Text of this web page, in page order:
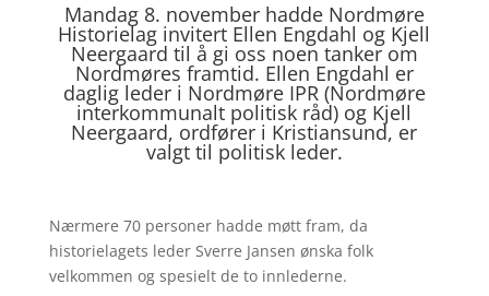
Mandag 8. november hadde Nordmøre
Historielag invitert Ellen Engdahl og Kjell
Neergaard til å gi oss noen tanker om
Nordmøres framtid. Ellen Engdahl er
daglig leder i Nordmøre IPR (Nordmøre
interkommunalt politisk råd) og Kjell
Neergaard, ordfører i Kristiansund, er
valgt til politisk leder.
Nærmere 70 personer hadde møtt fram, da
historielagets leder Sverre Jansen ønska folk
velkommen og spesielt de to innlederne.